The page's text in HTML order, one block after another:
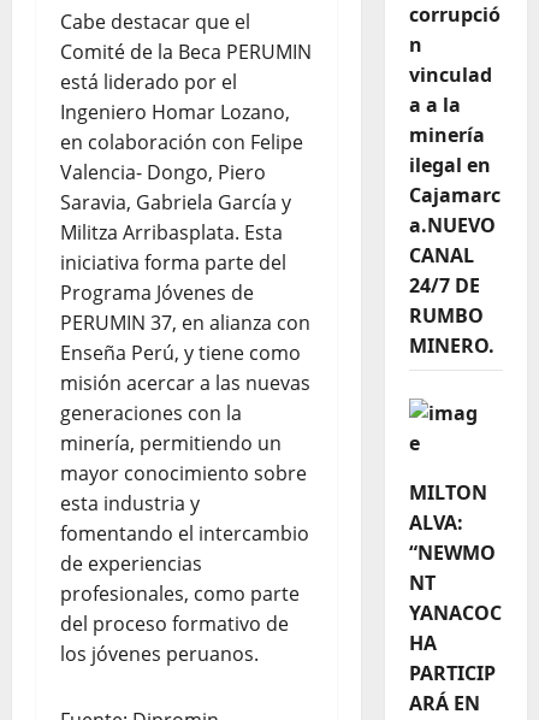
Cabe destacar que el
Comité de la Beca PERUMIN
está liderado por el
Ingeniero Homar Lozano,
en colaboración con Felipe
Valencia- Dongo, Piero
Saravia, Gabriela García y
Militza Arribasplata. Esta
iniciativa forma parte del
Programa Jóvenes de
PERUMIN 37, en alianza con
Enseña Perú, y tiene como
misión acercar a las nuevas
generaciones con la
minería, permitiendo un
mayor conocimiento sobre
esta industria y
fomentando el intercambio
de experiencias
profesionales, como parte
del proceso formativo de
los jóvenes peruanos.
corrupció
n
vinculad
a a la
minería
ilegal en
Cajamarc
a.NUEVO
CANAL
24/7 DE
RUMBO
MINERO.
MILTON
ALVA:
“NEWMO
NT
YANACOC
HA
PARTICIP
ARÁ EN